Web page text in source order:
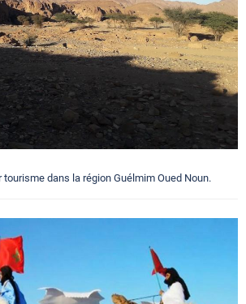
dans la région Guélmim Oued Noun.